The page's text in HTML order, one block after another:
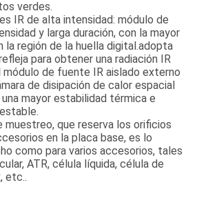
verdes.
IR de alta intensidad: módulo de
y larga duración, con la mayor
la región de la huella digital.adopta
para obtener una radiación IR
de fuente IR aislado externo
de disipación de calor espacial
mayor estabilidad térmica e
muestreo, que reserva los orificios
en la placa base, es lo
como para varios accesorios, tales
ATR, célula líquida, célula de
etc..